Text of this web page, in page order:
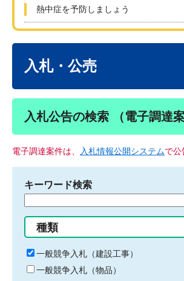
熱中症を予防しましょう
入札・公売
入札公告の検索 （電子調達案
電子調達案件は、 入札情報公開システムで公
キーワード検索
る
キ
ー
ワ
種類
一般競争入札（建設工事）
一般競争入札（物品）